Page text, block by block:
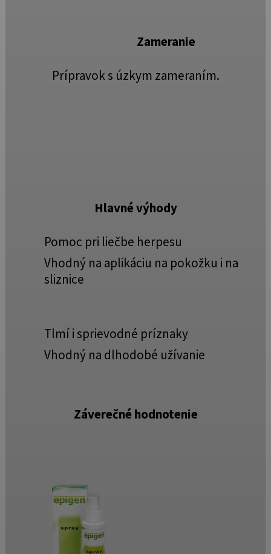
Zameranie
Prípravok s úzkym zameraním.
Hlavné výhody
Pomoc pri liečbe herpesu
Vhodný na aplikáciu na pokožku i na
sliznice
Tlmí i sprievodné príznaky
Vhodný na dlhodobé užívanie
Záverečné hodnotenie